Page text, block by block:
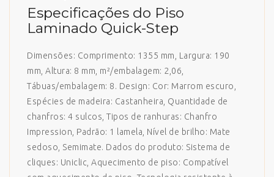
Especificações do Piso
Laminado Quick-Step
Dimensões: Comprimento: 1355 mm, Largura: 190
mm, Altura: 8 mm, m²/embalagem: 2,06,
Tábuas/embalagem: 8. Design: Cor: Marrom escuro,
Espécies de madeira: Castanheira, Quantidade de
chanfros: 4 sulcos, Tipos de ranhuras: Chanfro
Impression, Padrão: 1 lamela, Nível de brilho: Mate
sedoso, Semimate. Dados do produto: Sistema de
cliques: Uniclic, Aquecimento de piso: Compatível